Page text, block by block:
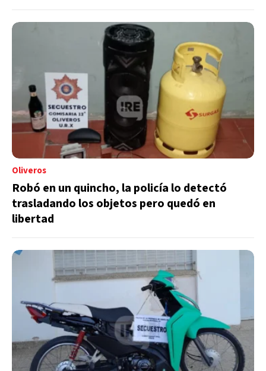
Oliveros
Robó en un quincho, la policía lo detectó
trasladando los objetos pero quedó en
libertad